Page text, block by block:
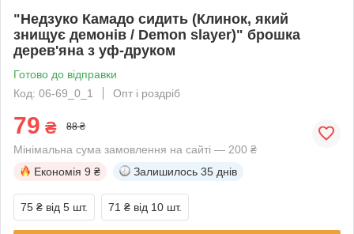
"Недзуко Камадо сидить (Клинок, який
знищує демонів / Demon slayer)" брошка
дерев'яна з уф-друком
Готово до відправки
Код: 06-69_0_1
Опт і роздріб
79 ₴ 88 ₴
Мінімальна сума замовлення на сайті — 200 ₴
Економія 9 ₴ Залишилось 35 днів
75 ₴ від 5 шт. 71 ₴ від 10 шт.